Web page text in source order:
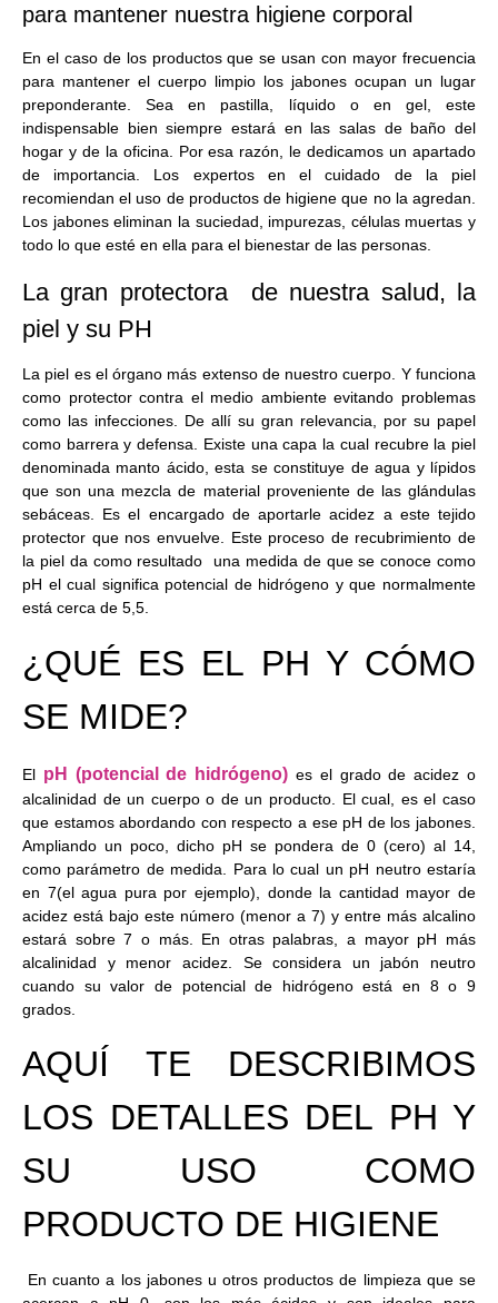
para mantener nuestra higiene corporal
En el caso de los productos que se usan con mayor frecuencia
para mantener el cuerpo limpio los jabones ocupan un lugar
preponderante. Sea en pastilla, líquido o en gel, este
indispensable bien siempre estará en las salas de baño del
hogar y de la oficina. Por esa razón, le dedicamos un apartado
de importancia. Los expertos en el cuidado de la piel
recomiendan el uso de productos de higiene que no la agredan.
Los jabones eliminan la suciedad, impurezas, células muertas y
todo lo que esté en ella para el bienestar de las personas.
La gran protectora de nuestra salud, la
piel y su PH
La piel es el órgano más extenso de nuestro cuerpo. Y funciona
como protector contra el medio ambiente evitando problemas
como las infecciones. De allí su gran relevancia, por su papel
como barrera y defensa. Existe una capa la cual recubre la piel
denominada manto ácido, esta se constituye de agua y lípidos
que son una mezcla de material proveniente de las glándulas
sebáceas. Es el encargado de aportarle acidez a este tejido
protector que nos envuelve. Este proceso de recubrimiento de
la piel da como resultado una medida de que se conoce como
pH el cual significa potencial de hidrógeno y que normalmente
está cerca de 5,5.
¿QUÉ ES EL PH Y CÓMO
SE MIDE?
El pH (potencial de hidrógeno) es el grado de acidez o
alcalinidad de un cuerpo o de un producto. El cual, es el caso
que estamos abordando con respecto a ese pH de los jabones.
Ampliando un poco, dicho pH se pondera de 0 (cero) al 14,
como parámetro de medida. Para lo cual un pH neutro estaría
en 7(el agua pura por ejemplo), donde la cantidad mayor de
acidez está bajo este número (menor a 7) y entre más alcalino
estará sobre 7 o más. En otras palabras, a mayor pH más
alcalinidad y menor acidez. Se considera un jabón neutro
cuando su valor de potencial de hidrógeno está en 8 o 9
grados.
AQUÍ TE DESCRIBIMOS
LOS DETALLES DEL PH Y
SU USO COMO
PRODUCTO DE HIGIENE
En cuanto a los jabones u otros productos de limpieza que se